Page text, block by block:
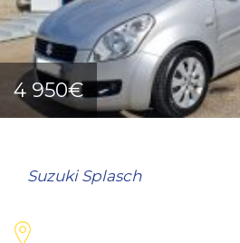
4 950€
Suzuki Splasch